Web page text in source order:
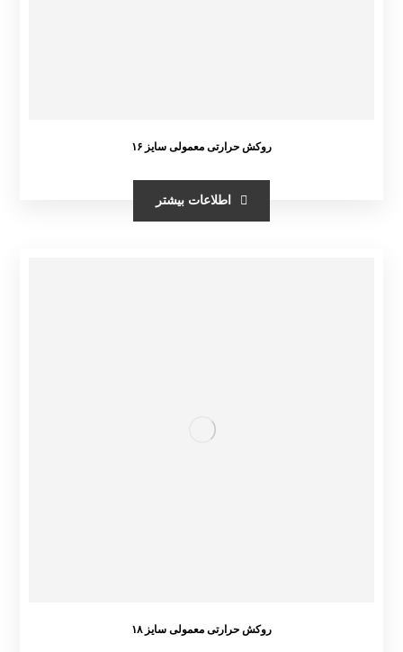
روکش حرارتی معمولی سایز ۱۶
اطلاعات بیشتر
روکش حرارتی معمولی سایز ۱۸